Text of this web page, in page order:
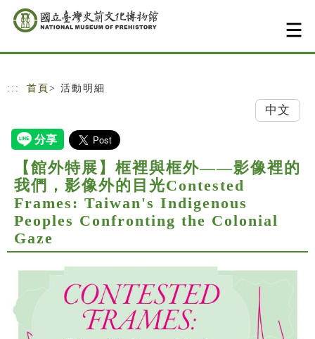
跳到主要內容
網站導覽
::: 首頁 > 活動明細
中文
【館外特展】框裡與框外——影像裡的
我們，影像外的目光Contested
Frames: Taiwan's Indigenous
Peoples Confronting the Colonial
Gaze